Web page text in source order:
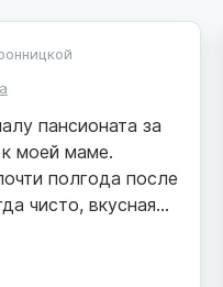
пансионата за
моей маме.
полгода после
чисто, вкусная
способствует